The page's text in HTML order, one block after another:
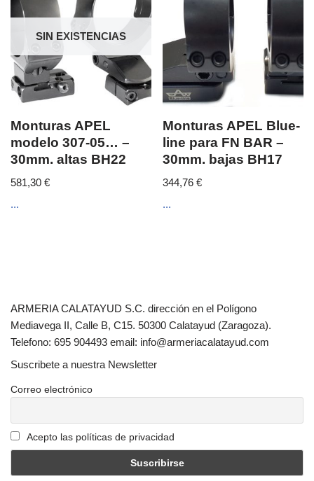
SIN EXISTENCIAS
Monturas APEL
modelo 307-05… –
30mm. altas BH22
581,30 €
...
Monturas APEL Blue-
line para FN BAR –
30mm. bajas BH17
344,76€
...
ARMERIA CALATAYUD S.C. dirección en el Polígono
Mediavega II, Calle B, C15. 50300 Calatayud (Zaragoza).
Telefono: 695 904493 email: info@armeriacalatayud.com
Suscribete a nuestra Newsletter
Correo electrónico
Acepto las políticas de privacidad